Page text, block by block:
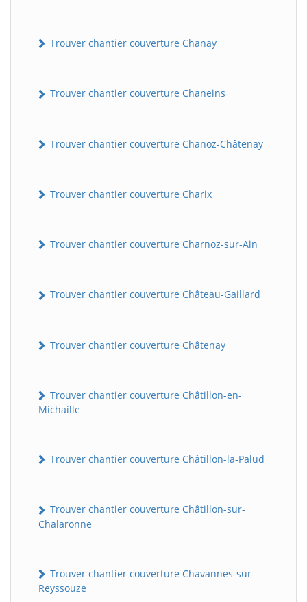
Trouver chantier couverture Chanay
Trouver chantier couverture Chaneins
Trouver chantier couverture Chanoz-Châtenay
Trouver chantier couverture Charix
Trouver chantier couverture Charnoz-sur-Ain
Trouver chantier couverture Château-Gaillard
Trouver chantier couverture Châtenay
Trouver chantier couverture Châtillon-en-
Michaille
Trouver chantier couverture Châtillon-la-Palud
Trouver chantier couverture Châtillon-sur-
Chalaronne
Trouver chantier couverture Chavannes-sur-
Reyssouze